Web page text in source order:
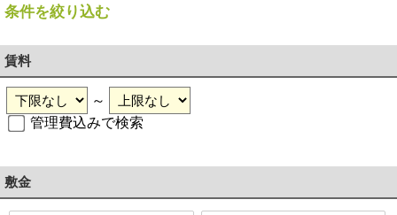
条件を絞り込む
賃料
～
管理費込みで検索
敷金